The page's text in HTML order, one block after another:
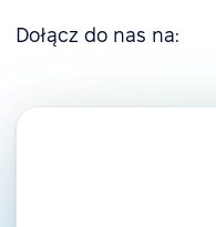
Dołącz do nas na: